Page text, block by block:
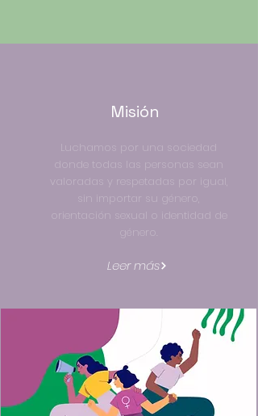
Misión
Leer más
Luchamos por una sociedad
donde todas las personas sean
valoradas y respetadas por igual,
sin importar su género,
orientación sexual o identidad de
género.